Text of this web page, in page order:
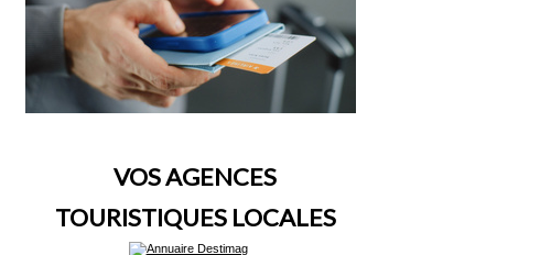
VOS AGENCES
TOURISTIQUES LOCALES